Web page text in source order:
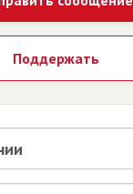
Поддержать